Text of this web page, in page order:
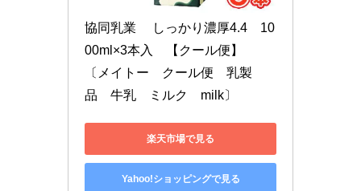
協同乳業　 しっかり濃厚4.4　10
00ml×3本入　【クール便】
〔メイトー　クール便　乳製
品　牛乳　ミルク　milk〕
楽天市場で見る
Yahoo!ショッピングで見る